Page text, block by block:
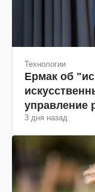
Технологии
Ермак об
управление
3 дня назад